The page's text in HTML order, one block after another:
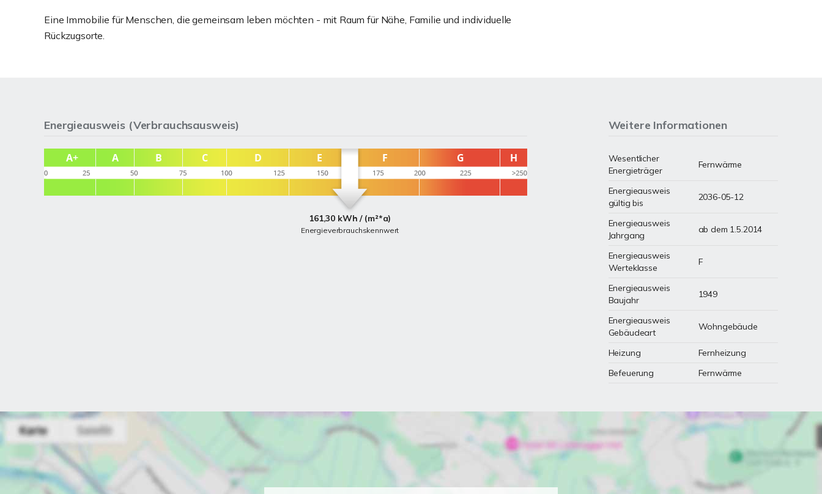
Eine Immobilie für Menschen, die gemeinsam leben möchten - mit Raum für Nähe, Familie und individuelle
Rückzugsorte.
Energieausweis (Verbrauchsausweis)
161,30 kWh / (m²*a)
Energieverbrauchskennwert
Weitere Informationen
Wesentlicher
Energieträger
Fernwärme
Energieausweis
gültig bis
2036-05-12
Energieausweis
Jahrgang
ab dem 1.5.2014
Energieausweis
Werteklasse
F
Energieausweis
Baujahr
1949
Energieausweis
Gebäudeart
Wohngebäude
Heizung
Fernheizung
Befeuerung
Fernwärme